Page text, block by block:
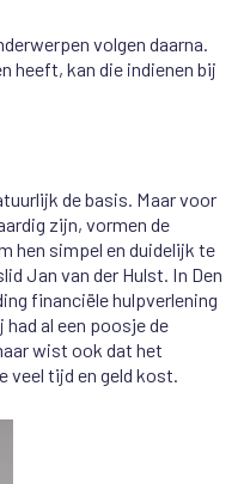
volgen daarna.
heeft, kan die indienen bij
de basis. Maar voor
zijn, vormen de
hen simpel en duidelijk te
Jan van der Hulst. In Den
financiële hulpverlening
al een poosje de
wist ook dat het
veel tijd en geld kost.